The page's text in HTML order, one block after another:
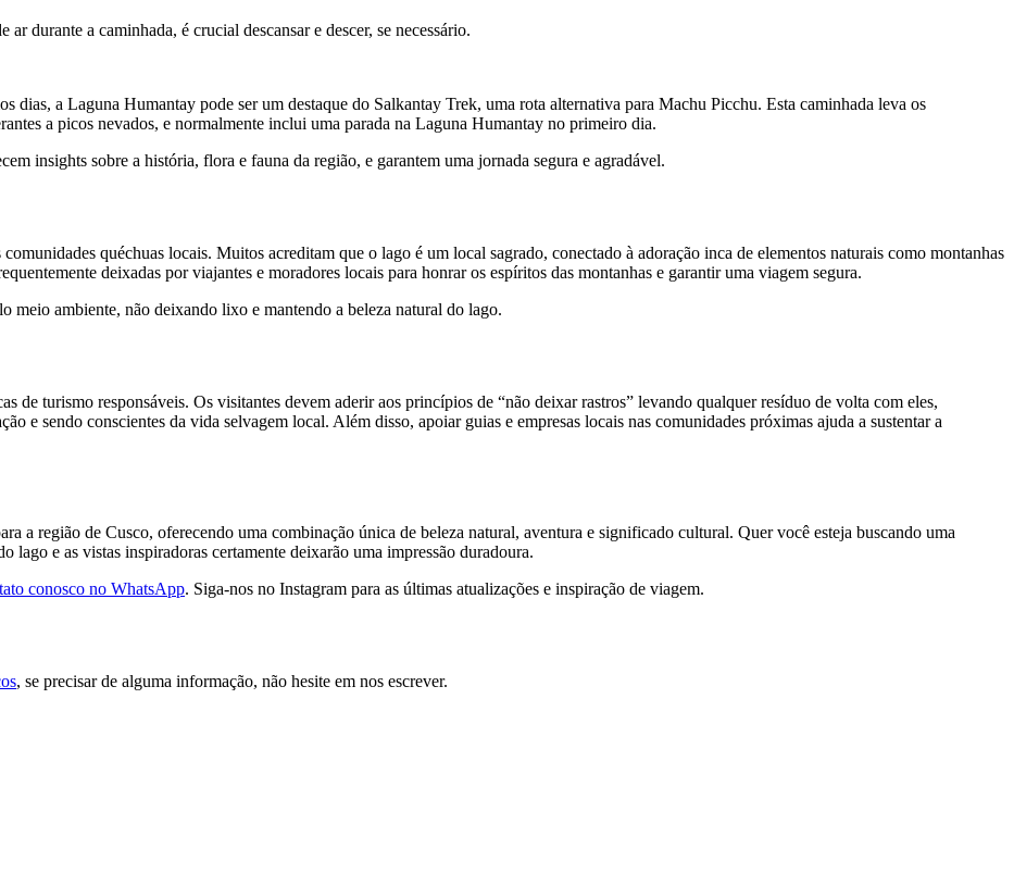
durante a caminhada, é crucial descansar e descer, se necessário.
dias, a Laguna Humantay pode ser um destaque do Salkantay Trek, uma rota alternativa para Machu Picchu. Esta caminhada leva os
a picos nevados, e normalmente inclui uma parada na Laguna Humantay no primeiro dia.
insights sobre a história, flora e fauna da região, e garantem uma jornada segura e agradável.
quéchuas locais. Muitos acreditam que o lago é um local sagrado, conectado à adoração inca de elementos naturais como montanhas
deixadas por viajantes e moradores locais para honrar os espíritos das montanhas e garantir uma viagem segura.
meio ambiente, não deixando lixo e mantendo a beleza natural do lago.
de turismo responsáveis. Os visitantes devem aderir aos princípios de “não deixar rastros” levando qualquer resíduo de volta com eles,
e sendo conscientes da vida selvagem local. Além disso, apoiar guias e empresas locais nas comunidades próximas ajuda a sustentar a
a região de Cusco, oferecendo uma combinação única de beleza natural, aventura e significado cultural. Quer você esteja buscando uma
lago e as vistas inspiradoras certamente deixarão uma impressão duradoura.
conosco no WhatsApp. Siga-nos no Instagram para as últimas atualizações e inspiração de viagem.
, se precisar de alguma informação, não hesite em nos escrever.